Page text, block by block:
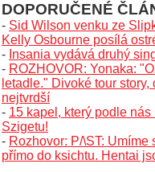
DOPORUČENÉ
- Sid Wilson venku ze
Kelly Osbourne posílá
- Insania vydává druhý
- ROZHOVOR: Yonaka:
letadle." Divoké tour
nejtvrdší
- 15 kapel, který podle
Szigetu!
- Rozhovor: P/\ST:
přímo do ksichtu. Hentai